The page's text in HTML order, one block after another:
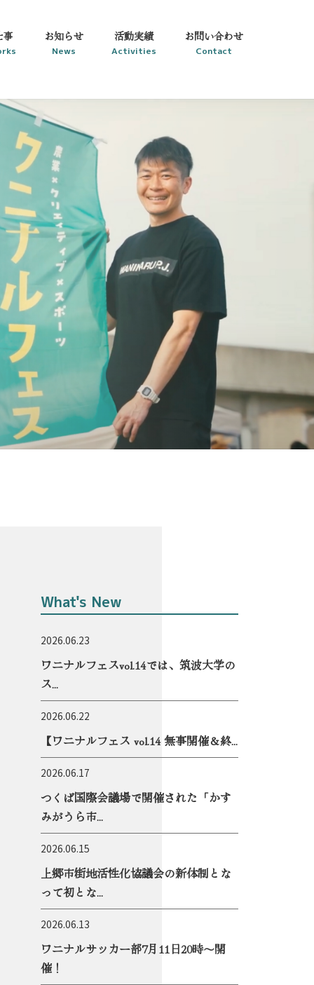
事 お知らせ
News
活動実績
Activities
お問い合わせ
Contact
What's New
2026.06.23
ワニナルフェスvol.14では、筑波大学の
ス...
2026.06.22
【ワニナルフェス vol.14 無事開催＆終...
2026.06.17
つくば国際会議場で開催された「かす
みがうら市...
2026.06.15
上郷市街地活性化協議会の新体制とな
って初とな...
2026.06.13
ワニナルサッカー部7月11日20時〜開
催！